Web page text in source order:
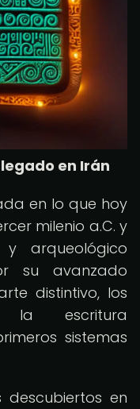
en Irán
en lo que hoy
milenio a.C. y
arqueológico
su avanzado
distintivo, los
la escritura
sistemas
descubiertos en